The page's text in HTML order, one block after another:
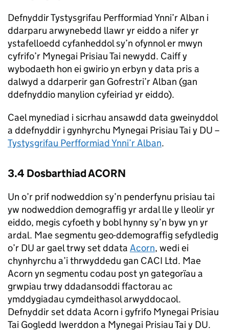
Defnyddir Tystysgrifau Perfformiad Ynni’r Alban i
ddarparu arwynebedd llawr yr eiddo a nifer yr
ystafelloedd cyfanheddol sy’n ofynnol er mwyn
cyfrifo’r Mynegai Prisiau Tai newydd. Caiff y
wybodaeth hon ei gwirio yn erbyn y data pris a
dalwyd a ddarperir gan Gofrestri’r Alban (gan
ddefnyddio manylion cyfeiriad yr eiddo).
Cael mynediad i sicrhau ansawdd data gweinyddol
a ddefnyddir i gynhyrchu Mynegai Prisiau Tai y DU –
Tystysgrifau Perfformiad Ynni’r Alban.
3.4 Dosbarthiad ACORN
Un o’r prif nodweddion sy’n penderfynu prisiau tai
yw nodweddion demograffig yr ardal lle y lleolir yr
eiddo, megis cyfoeth y bobl hynny sy’n byw yn yr
ardal. Mae segmentu geo-ddemograffig sefydledig
o’r DU ar gael trwy set ddata Acorn, wedi ei
chynhyrchu a’i thrwyddedu gan CACI Ltd. Mae
Acorn yn segmentu codau post yn gategorïau a
grwpiau trwy ddadansoddi ffactorau ac
ymddygiadau cymdeithasol arwyddocaol.
Defnyddir set ddata Acorn i gyfrifo Mynegai Prisiau
Tai Gogledd Iwerddon a Mynegai Prisiau Tai y DU.